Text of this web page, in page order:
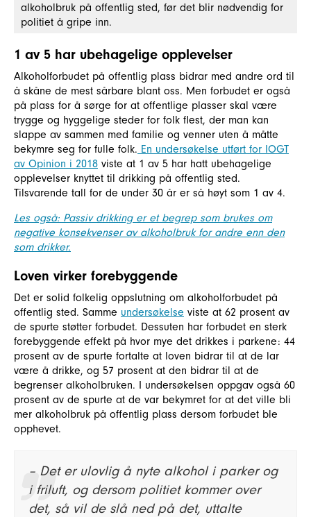
alkoholbruk på offentlig sted, før det blir nødvendig for
politiet å gripe inn.
1 av 5 har ubehagelige opplevelser
Alkoholforbudet på offentlig plass bidrar med andre ord til
å skåne de mest sårbare blant oss. Men forbudet er også
på plass for å sørge for at offentlige plasser skal være
trygge og hyggelige steder for folk flest, der man kan
slappe av sammen med familie og venner uten å måtte
bekymre seg for fulle folk. En undersøkelse utført for IOGT
av Opinion i 2018 viste at 1 av 5 har hatt ubehagelige
opplevelser knyttet til drikking på offentlig sted.
Tilsvarende tall for de under 30 år er så høyt som 1 av 4.
Les også: Passiv drikking er et begrep som brukes om
negative konsekvenser av alkoholbruk for andre enn den
som drikker.
Loven virker forebyggende
Det er solid folkelig oppslutning om alkoholforbudet på
offentlig sted. Samme undersøkelse viste at 62 prosent av
de spurte støtter forbudet. Dessuten har forbudet en sterk
forebyggende effekt på hvor mye det drikkes i parkene: 44
prosent av de spurte fortalte at loven bidrar til at de lar
være å drikke, og 57 prosent at den bidrar til at de
begrenser alkoholbruken. I undersøkelsen oppgav også 60
prosent av de spurte at de var bekymret for at det ville bli
mer alkoholbruk på offentlig plass dersom forbudet ble
opphevet.
– Det er ulovlig å nyte alkohol i parker og
i friluft, og dersom politiet kommer over
det, så vil de slå ned på det, uttalte